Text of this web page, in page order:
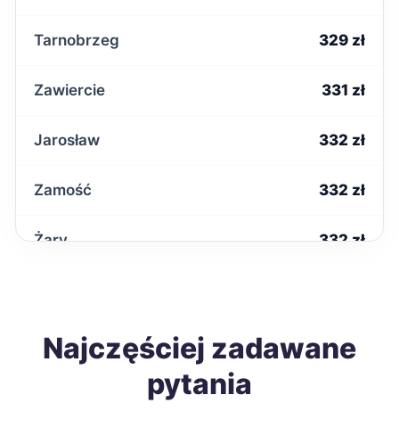
Tarnobrzeg 329 zł
Zawiercie 331 zł
Jarosław 332 zł
Zamość 332 zł
Żary 332 zł
Ostrowiec Świętokrzyski 333 zł
Najczęściej zadawane
pytania